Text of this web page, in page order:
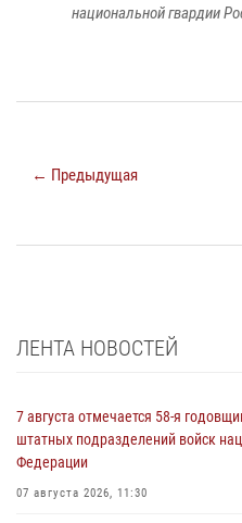
национальной гвардии
← Предыдущая
ЛЕНТА НОВОСТЕЙ
7 августа отмечается 58-я
штатных подразделений войск
Федерации
07 августа 2026, 11:30